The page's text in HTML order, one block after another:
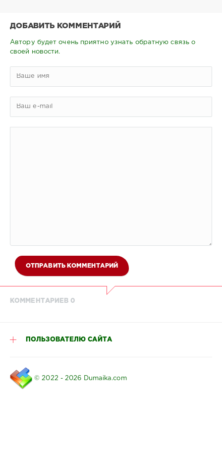
ДОБАВИТЬ КОММЕНТАРИЙ
Автору будет очень приятно узнать обратную связь о
своей новости.
ОТПРАВИТЬ КОММЕНТАРИЙ
КОММЕНТАРИЕВ 0
ПОЛЬЗОВАТЕЛЮ САЙТА
© 2022 - 2026 Dumaika.com